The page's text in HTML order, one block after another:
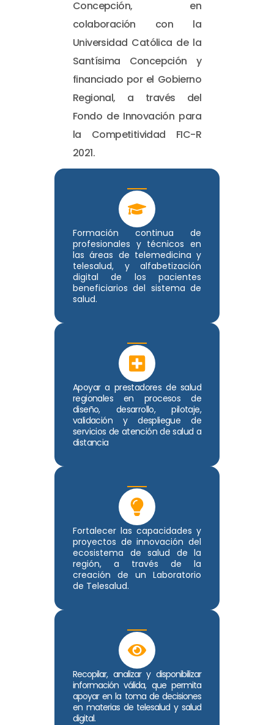
Formación continua de
profesionales y técnicos en
las áreas de telemedicina y
telesalud, y alfabetización
digital de los pacientes
beneficiarios del sistema de
salud.
Apoyar a prestadores de salud
regionales en procesos de
diseño, desarrollo, pilotaje,
validación y despliegue de
servicios de atención de salud a
distancia
Fortalecer las capacidades y
proyectos de innovación del
ecosistema de salud de la
región, a través de la
creación de un Laboratorio
de Telesalud.
Recopilar, analizar y disponibilizar
información válida, que permita
apoyar en la toma de decisiones
en materias de telesalud y salud
digital.
Concepción, en
colaboración con la
Universidad Católica de la
Santísima Concepción y
financiado por el Gobierno
Regional, a través del
Fondo de Innovación para
la Competitividad FIC-R
2021.